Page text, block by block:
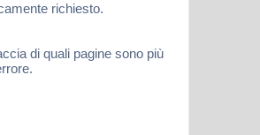
richiesto.
di quali pagine sono più